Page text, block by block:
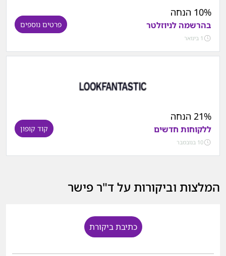
10% הנחה
בהרשמה לניוזלטר
1 בינואר
פרטים נוספים
21% הנחה
ללקוחות חדשים
10 בנובמבר
קוד קופון
המלצות וביקורות על ד"ר פישר
כתיבת ביקורת